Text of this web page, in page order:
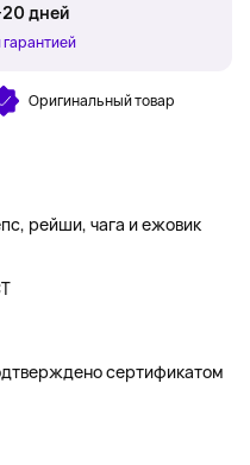
дней
Оригинальный товар
рейши, чага и ежовик
сертификатом